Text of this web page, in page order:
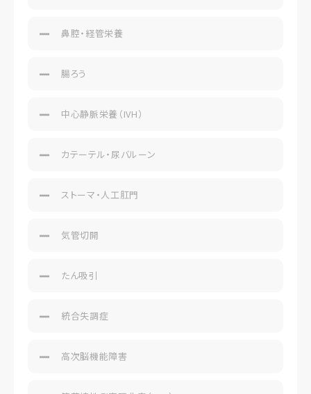
鼻腔・経管栄養
腸ろう
中心静脈栄養（IVH）
カテーテル・尿バルーン
ストーマ・人工肛門
気管切開
たん吸引
統合失調症
高次脳機能障害